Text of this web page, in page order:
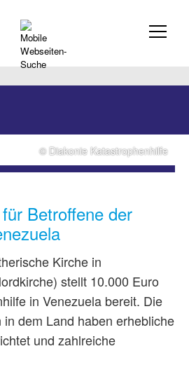
© Diakonie Katastrophenhilfe
Betroffene der
Kirche in
stellt 10.000 Euro
in Venezuela bereit. Die
dem Land haben erhebliche
und zahlreiche